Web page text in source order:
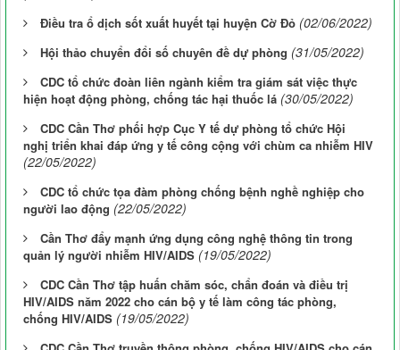
Điều tra ổ dịch sốt xuất huyết tại huyện Cờ Đỏ (02/06/2022)
Hội thảo chuyển đổi số chuyên đề dự phòng (31/05/2022)
CDC tổ chức đoàn liên ngành kiểm tra giám sát việc thực
hiện hoạt động phòng, chống tác hại thuốc lá (30/05/2022)
CDC Cần Thơ phối hợp Cục Y tế dự phòng tổ chức Hội
nghị triển khai đáp ứng y tế công cộng với chùm ca nhiễm HIV
(22/05/2022)
CDC tổ chức tọa đàm phòng chống bệnh nghề nghiệp cho
người lao động (22/05/2022)
Cần Thơ đẩy mạnh ứng dụng công nghệ thông tin trong
quản lý người nhiễm HIV/AIDS (19/05/2022)
CDC Cần Thơ tập huấn chăm sóc, chẩn đoán và điều trị
HIV/AIDS năm 2022 cho cán bộ y tế làm công tác phòng,
chống HIV/AIDS (19/05/2022)